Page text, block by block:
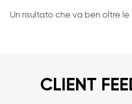
Un risultato che va ben oltre le
CLIENT